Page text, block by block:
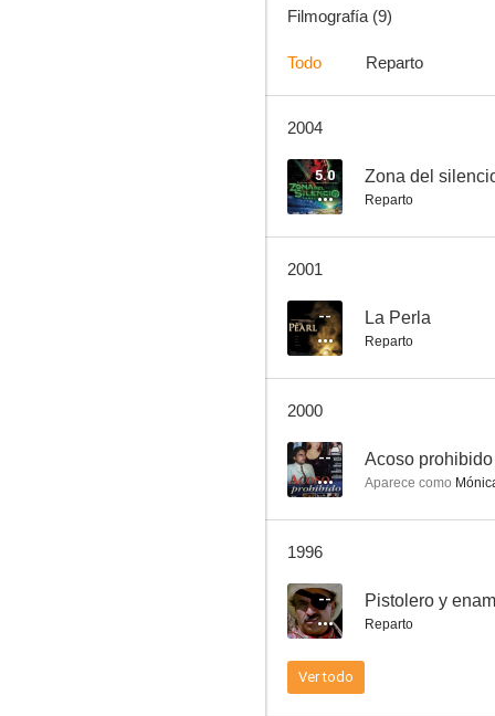
Filmografía (9)
Todo Reparto
2004
5.0 Zona del
Reparto
2001
-- La Perla
Reparto
2000
-- Acoso prohibido
Aparece como
1996
-- Pistolero y
Reparto
Ver todo